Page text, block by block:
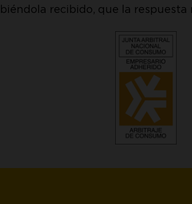
recibido, que la